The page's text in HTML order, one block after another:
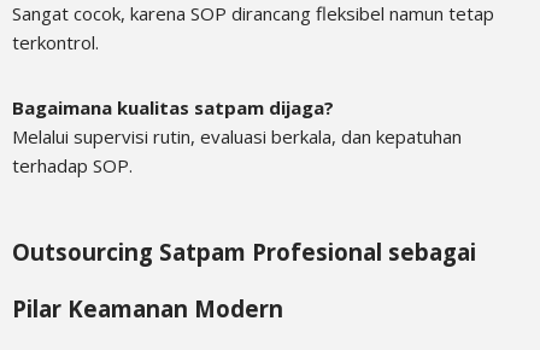
Sangat cocok, karena SOP dirancang fleksibel namun tetap
terkontrol.
Bagaimana kualitas satpam dijaga?
Melalui supervisi rutin, evaluasi berkala, dan kepatuhan
terhadap SOP.
Outsourcing Satpam Profesional sebagai
Pilar Keamanan Modern